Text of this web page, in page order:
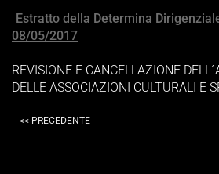
Estratto della Determina
08/05/2017
REVISIONE E CANCELLAZIONE
DELLE ASSOCIAZIONI CULTURALI E
<< PRECEDENTE